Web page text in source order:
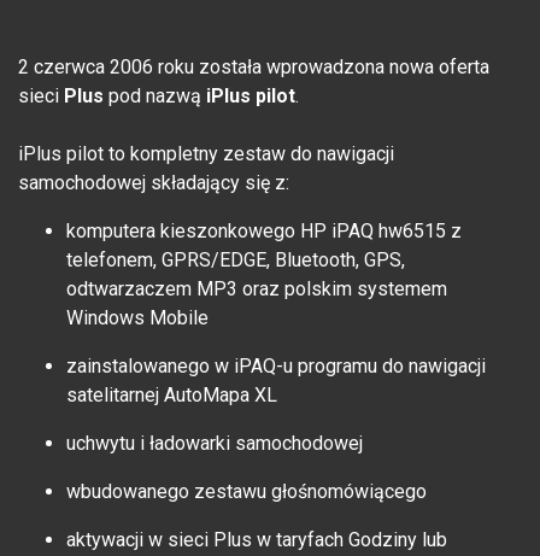
2 czerwca 2006 roku została wprowadzona nowa oferta
sieci Plus pod nazwą iPlus pilot.
iPlus pilot to kompletny zestaw do nawigacji
samochodowej składający się z:
komputera kieszonkowego HP iPAQ hw6515 z
telefonem, GPRS/EDGE, Bluetooth, GPS,
odtwarzaczem MP3 oraz polskim systemem
Windows Mobile
zainstalowanego w iPAQ-u programu do nawigacji
satelitarnej AutoMapa XL
uchwytu i ładowarki samochodowej
wbudowanego zestawu głośnomówiącego
aktywacji w sieci Plus w taryfach Godziny lub